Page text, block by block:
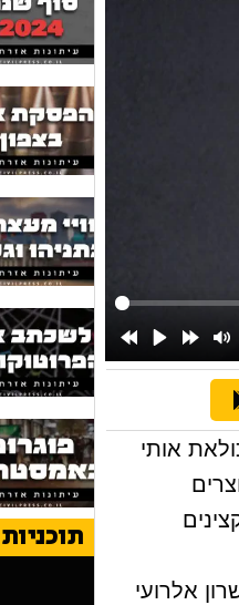
אותי
ולפנות לשרון אלרועי